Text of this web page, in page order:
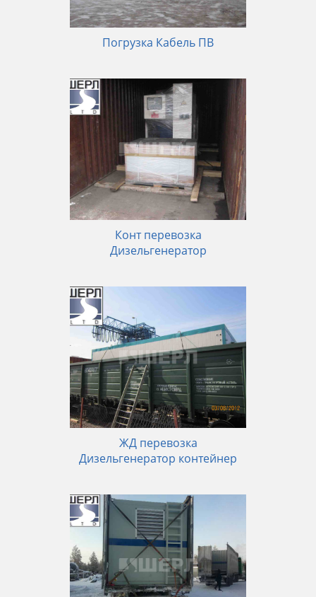
Погрузка Кабель ПВ
Конт перевозка
Дизельгенератор
ЖД перевозка
Дизельгенератор контейнер